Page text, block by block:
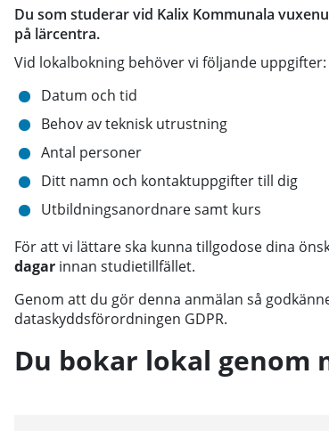
Du som studerar vid Kalix Kommunala
på lärcentra.
Vid lokalbokning behöver vi följande uppgifter:
Datum och tid
Behov av teknisk utrustning
Antal personer
Ditt namn och kontaktuppgifter till dig
Utbildningsanordnare samt kurs
För att vi lättare ska kunna tillgodose dina
dagar innan studietillfället.
Genom att du gör denna anmälan så
dataskyddsförordningen GDPR.
Du bokar lokal genom